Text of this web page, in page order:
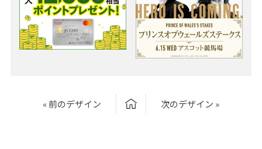
« 前のデザイン 次のデザイン »